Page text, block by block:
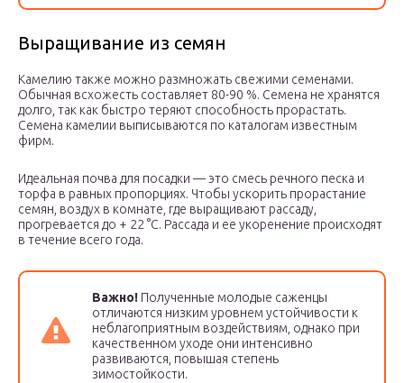
Выращивание из семян
Камелию также можно размножать свежими семенами.
Обычная всхожесть составляет 80-90 %. Семена не хранятся
долго, так как быстро теряют способность прорастать.
Семена камелии выписываются по каталогам известным
фирм.
Идеальная почва для посадки — это смесь речного песка и
торфа в равных пропорциях. Чтобы ускорить прорастание
семян, воздух в комнате, где выращивают рассаду,
прогревается до + 22 °С. Рассада и ее укоренение происходят
в течение всего года.
Важно! Полученные молодые саженцы
отличаются низким уровнем устойчивости к
неблагоприятным воздействиям, однако при
качественном уходе они интенсивно
развиваются, повышая степень
зимостойкости.